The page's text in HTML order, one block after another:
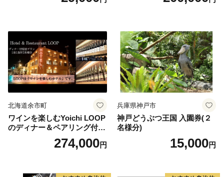
北海道余市町
ワインを楽しむYoichi LOOP
のディナー＆ペアリング付宿
泊プラン＜デラックスツイン
274,000円
兵庫県神戸市
神戸どうぶつ王国 入園券(２
名様分)
15,000円